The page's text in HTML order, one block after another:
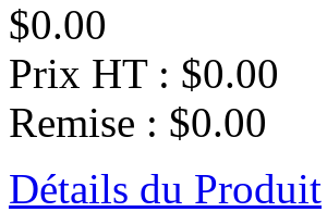
$0.00
Prix HT : $0.00
Remise : $0.00
Détails du Produit